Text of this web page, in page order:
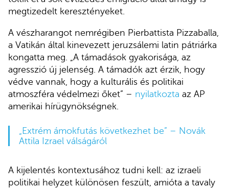
megtizedelt keresztényeket.
A vészharangot nemrégiben Pierbattista Pizzaballa,
a Vatikán által kinevezett jeruzsálemi latin pátriárka
kongatta meg. „A támadások gyakorisága, az
agresszió új jelenség. A támadók azt érzik, hogy
védve vannak, hogy a kulturális és politikai
atmoszféra védelmezi őket” – nyilatkozta az AP
amerikai hírügynökségnek.
„Extrém ámokfutás következhet be” – Novák
Attila Izrael válságáról
A kijelentés kontextusához tudni kell: az izraeli
politikai helyzet különösen feszült, amióta a tavaly